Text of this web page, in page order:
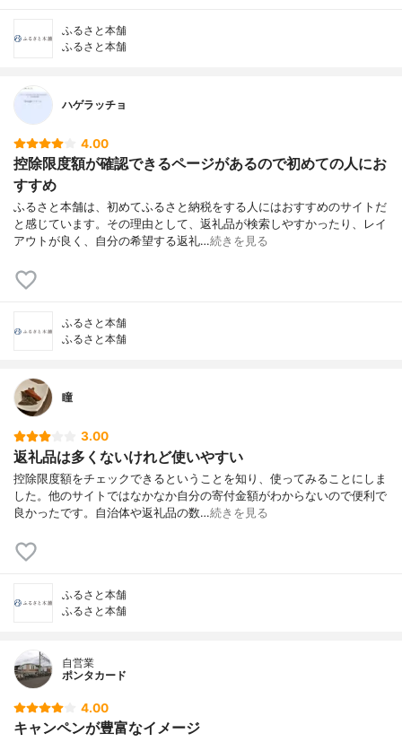
ふるさと本舗
ふるさと本舗
ハゲラッチョ
4.00
控除限度額が確認できるページがあるので初めての人にお
すすめ
ふるさと本舗は、初めてふるさと納税をする人にはおすすめのサイトだ
と感じています。その理由として、返礼品が検索しやすかったり、レイ
アウトが良く、自分の希望する返礼…続きを見る
ふるさと本舗
ふるさと本舗
瞳
3.00
返礼品は多くないけれど使いやすい
控除限度額をチェックできるということを知り、使ってみることにしま
した。他のサイトではなかなか自分の寄付金額がわからないので便利で
良かったです。自治体や返礼品の数…続きを見る
ふるさと本舗
ふるさと本舗
自営業
ポンタカード
4.00
キャンペンが豊富なイメージ